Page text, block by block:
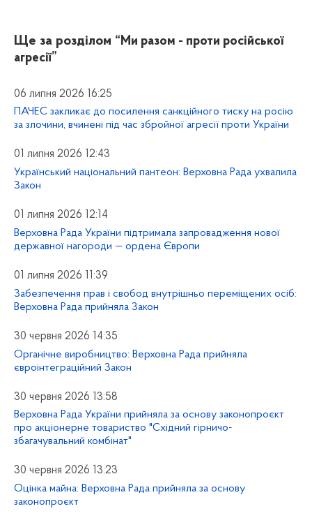
Ще за розділом “Ми разом - проти російської
агресії”
06 липня 2026 16:25
ПАЧЕС закликає до посилення санкційного тиску на росію
за злочини, вчинені під час збройної агресії проти України
01 липня 2026 12:43
Український національний пантеон: Верховна Рада ухвалила
Закон
01 липня 2026 12:14
Верховна Рада України підтримала запровадження нової
державної нагороди — ордена Європи
01 липня 2026 11:39
Забезпечення прав і свобод внутрішньо переміщених осіб:
Верховна Рада прийняла Закон
30 червня 2026 14:35
Органічне виробництво: Верховна Рада прийняла
євроінтеграційний Закон
30 червня 2026 13:58
Верховна Рада України прийняла за основу законопроєкт
про акціонерне товариство "Східний гірничо-
збагачувальний комбінат"
30 червня 2026 13:23
Оцінка майна: Верховна Рада прийняла за основу
законопроєкт